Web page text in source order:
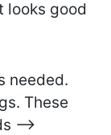
looks good
needed.
These
-->